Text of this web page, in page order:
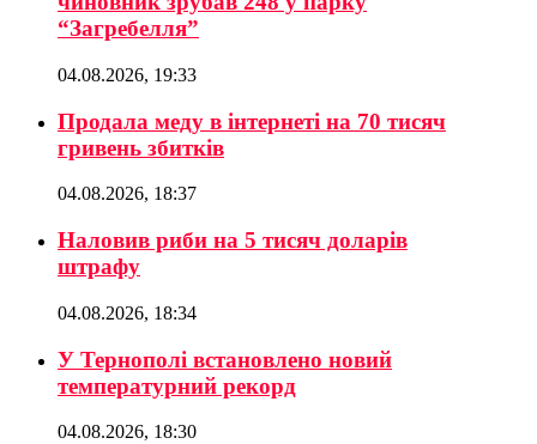
“Загребелля”
04.08.2026, 19:33
Продала меду в інтернеті на 70 тисяч
гривень збитків
04.08.2026, 18:37
Наловив риби на 5 тисяч доларів
штрафу
04.08.2026, 18:34
У Тернополі встановлено новий
температурний рекорд
04.08.2026, 18:30